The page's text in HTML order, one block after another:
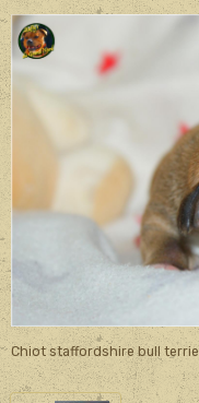
Chiot staffordshire bull